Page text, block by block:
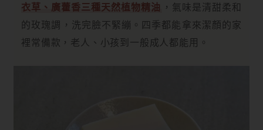
衣草、廣藿香三種天然植物精油 ，氣味是清甜柔和
的玫瑰調，洗完臉不緊繃。四季都能拿來潔顏的家
裡常備款，老人、小孩到一般成人都能用。